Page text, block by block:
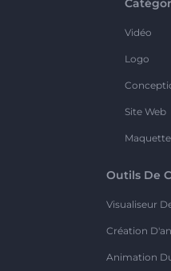
Vidéo
Logo
Site Web
Maquette
Outils De
Visualiseur
Création
Animation